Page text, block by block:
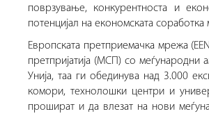
поврзување, конкурентноста и
потенцијал на економската
Европската претприемачка мрежа
претпријатија (МСП) со меѓународни
Унија, таа ги обединува над 3.000
комори, технолошки центри и
прошират и да влезат на нови